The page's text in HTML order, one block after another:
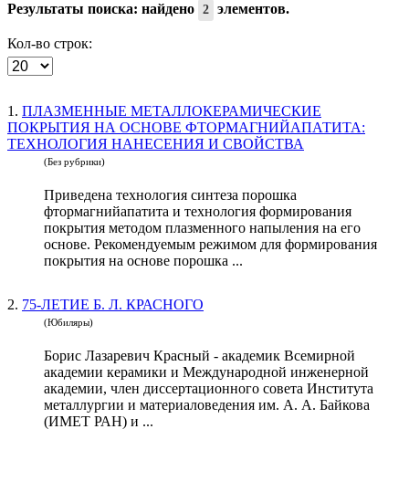
Результаты поиска: найдено 2 элементов.
Кол-во строк:
1. ПЛАЗМЕННЫЕ МЕТАЛЛОКЕРАМИЧЕСКИЕ
ПОКРЫТИЯ НА ОСНОВЕ ФТОРМАГНИЙАПАТИТА:
ТЕХНОЛОГИЯ НАНЕСЕНИЯ И СВОЙСТВА
(Без рубрики)
Приведена технология синтеза порошка
фтормагнийапатита и технология формирования
покрытия методом плазменного напыления на его
основе. Рекомендуемым режимом для формирования
покрытия на основе порошка ...
2. 75-ЛЕТИЕ Б. Л. КРАСНОГО
(Юбиляры)
Борис Лазаревич Красный - академик Всемирной
академии керамики и Международной инженерной
академии, член диссертационного совета Института
металлургии и материаловедения им. А. А. Байкова
(ИМЕТ РАН) и ...